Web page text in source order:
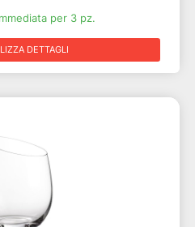
per 3 pz.
DETTAGLI